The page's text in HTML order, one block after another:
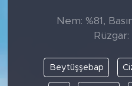
Nem: %81,
Rüzgar:
Beytüşşebap
Bingöl Kaza